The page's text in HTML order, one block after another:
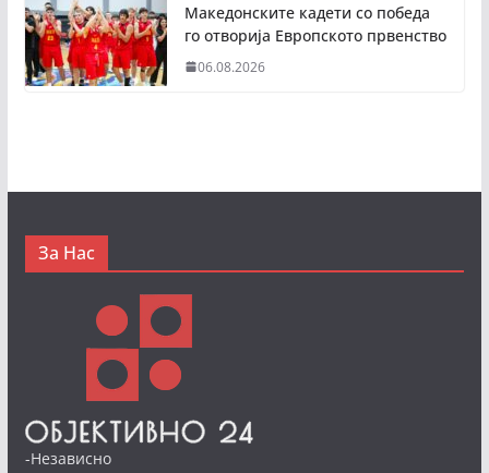
Македонските кадети со победа
го отворија Европското првенство
06.08.2026
За Нас
-Независно